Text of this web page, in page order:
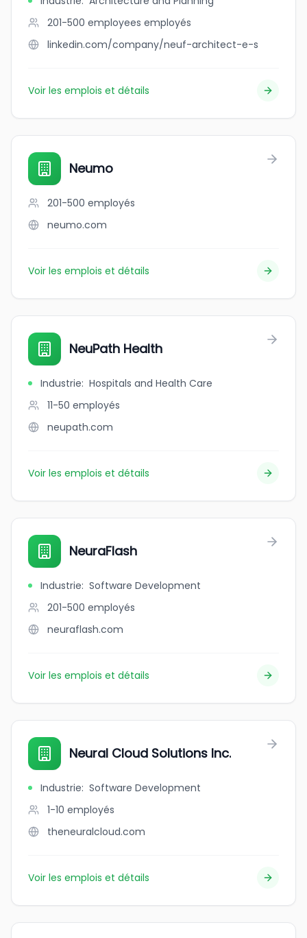
201-500 employees employés
linkedin.com/company/neuf-architect-e-s
Voir les emplois et détails
Neumo
201-500 employés
neumo.com
Voir les emplois et détails
NeuPath Health
Industrie: Hospitals and Health Care
11-50 employés
neupath.com
Voir les emplois et détails
NeuraFlash
Industrie: Software Development
201-500 employés
neuraflash.com
Voir les emplois et détails
Neural Cloud Solutions Inc.
Industrie: Software Development
1-10 employés
theneuralcloud.com
Voir les emplois et détails